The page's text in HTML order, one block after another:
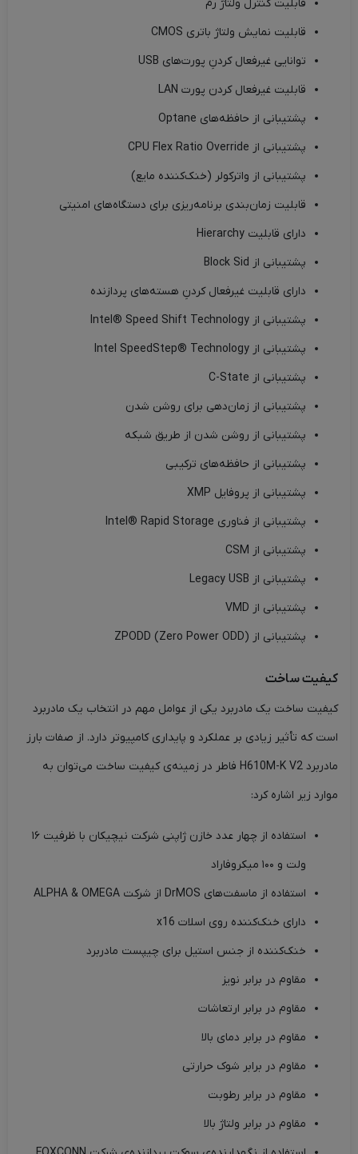
قابلیت کنترل ولتاژ رم
قابلیت نمایش ولتاژ باتری CMOS
توانایی غیرفعال کردنِ پورت‌های USB
قابلیت غیرفعال کردن پورت LAN
پشتیبانی از حافظه‌های Optane
پشتیبانی از CPU Flex Ratio Override
پشتیبانی از واترکولر (خنک‌کننده مایع)
قابلیت زمان‌بندی برنامه‌ریزی برای دستگاه‌های امنیتی
دارای قابلیت Hierarchy
پشتیبانی از Block Sid
دارای قابلیت غیرفعال کردنِ هسته‌های پردازنده
پشتیبانی از Intel® Speed Shift Technology
پشتیبانی از Intel SpeedStep® Technology
پشتیبانی از C-State
پشتیبانی از زمان‌دهی برای روشن شدن
پشتیبانی از روشن شدن از طریق شبکه
پشتیبانی از حافظه‌های ترکیبی
پشتیبانی از پروفایل XMP
پشتیبانی از فناوری Intel® Rapid Storage
پشتیبانی از CSM
پشتیبانی از Legacy USB
پشتیبانی از VMD
پشتیبانی از ZPODD (Zero Power ODD)
کیفیت ساخت
کیفیت ساخت یک مادربرد یکی از عوامل مهم در انتخاب یک مادربرد
است که تأثیر زیادی بر عملکرد و پایداری کامپیوتر دارد. از صفات بارز
مادربرد H610M-K V2 فاطر در زمینه‌ی کیفیت ساخت می‌توان به
موارد زیر اشاره کرد:
استفاده از چهار عدد خازن ژاپنی شرکت نیچیکان با ظرفیت ۱۶
ولت و ۱۰۰ میکروفاراد
استفاده از ماسفت‌های DrMOS از شرکت ALPHA & OMEGA
دارای خنک‌کننده روی اسلات x16
خنک‌کننده از جنس استیل برای چیپست مادربرد
مقاوم در برابر نویز
مقاوم در برابر ارتعاشات
مقاوم در برابر دمای بالا
مقاوم در برابر شوک حرارتی
مقاوم در برابر رطوبت
مقاوم در برابر ولتاژ بالا